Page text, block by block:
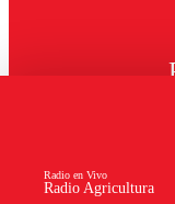
Radio Agricultura
Radio en Vivo